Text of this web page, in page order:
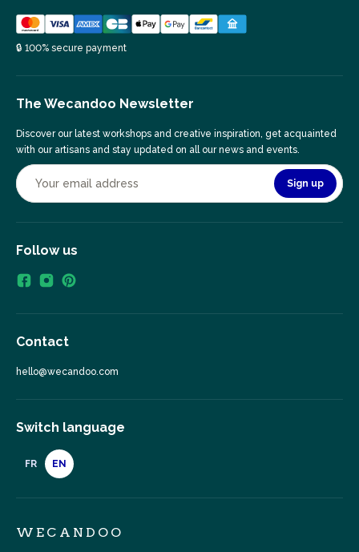
🔒 100% secure payment
The Wecandoo Newsletter
Discover our latest workshops and creative inspiration, get acquainted
with our artisans and stay updated on all our news and events.
Sign up
Follow us
Contact
hello@wecandoo.com
Switch language
FR EN
WECANDOO